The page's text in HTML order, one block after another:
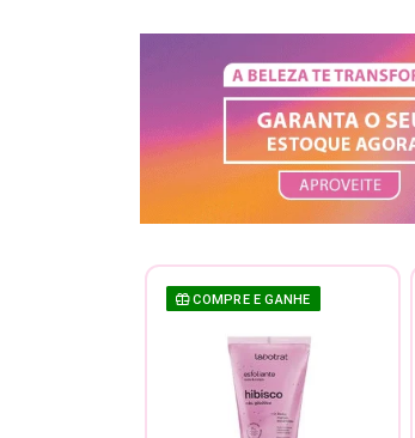
COMPRE E GANHE